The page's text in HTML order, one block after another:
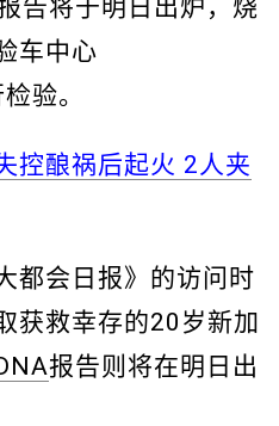
告将于明日出炉，烧
车中心
验。
控酿祸后起火 2人夹
都会日报》的访问时
获救幸存的20岁新加
报告则将在明日出